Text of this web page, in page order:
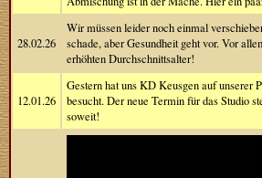
28.02.26
Wir müssen leider noch einmal
schade, aber Gesundheit geht vor. Vor
erhöhten Durchschnittsalter!
12.01.26
Gestern hat uns KD Keusgen auf unserer
besucht. Der neue Termin für das Studio
soweit!